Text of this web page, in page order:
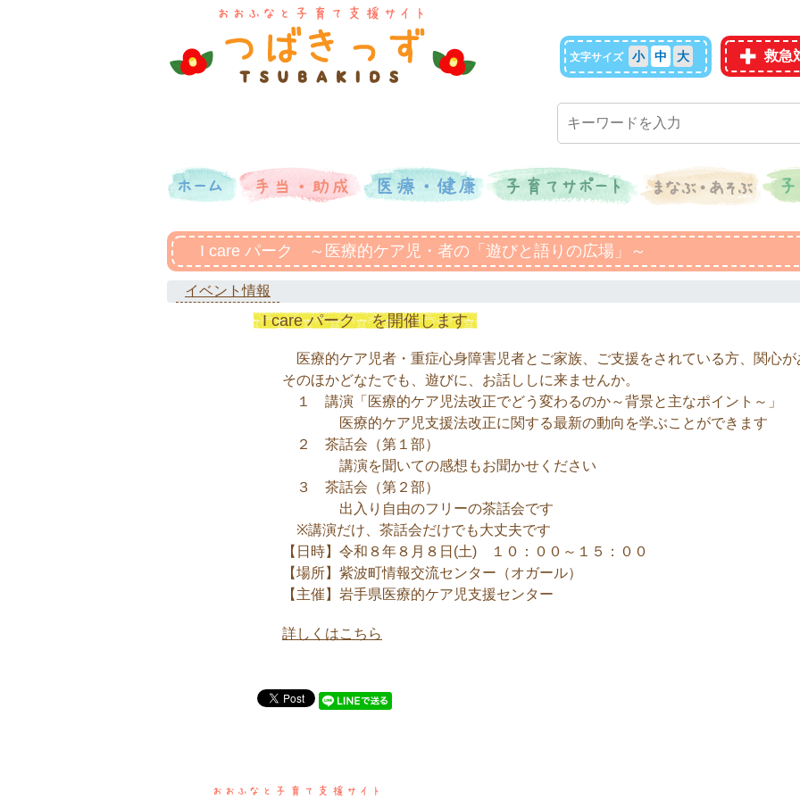
文字サイズ 小 中 大 救急
I care パーク ～医療的ケア児・者の「遊びと語りの広場」～
イベント情報
I care パーク を開催します
医療的ケア児者・重症心身障害児者とご家族、ご支援をされている方、関心が
そのほかどなたでも、遊びに、お話ししに来ませんか。
１ 講演「医療的ケア児法改正でどう変わるのか～背景と主なポイント
医療的ケア児支援法改正に関する最新の動向を学ぶことができます
２ 茶話会（第１部）
講演を聞いての感想もお聞かせください
３ 茶話会（第２部）
出入り自由のフリーの茶話会です
※講演だけ、茶話会だけでも大丈夫です
【日時】令和８年８月８日(土) １０：００～１５：００
【場所】紫波町情報交流センター（オガール）
【主催】岩手県医療的ケア児支援センター
詳しくはこちら